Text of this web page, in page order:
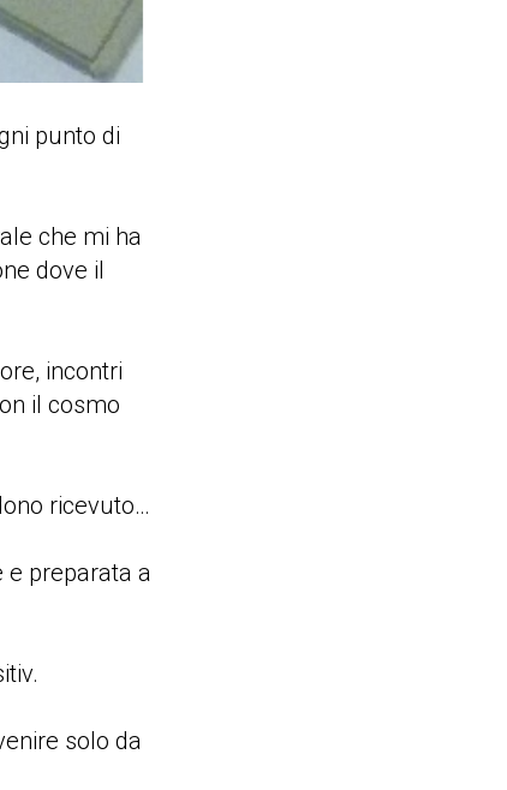
punto di
che mi ha
dove il
incontri
il cosmo
ricevuto…
e preparata a
solo da